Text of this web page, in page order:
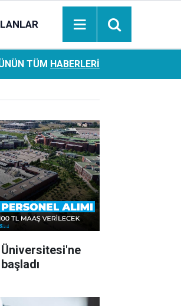
Bankası başvuran emeklilere hemen ödeme
geçiyor
TÜM HABERLERI